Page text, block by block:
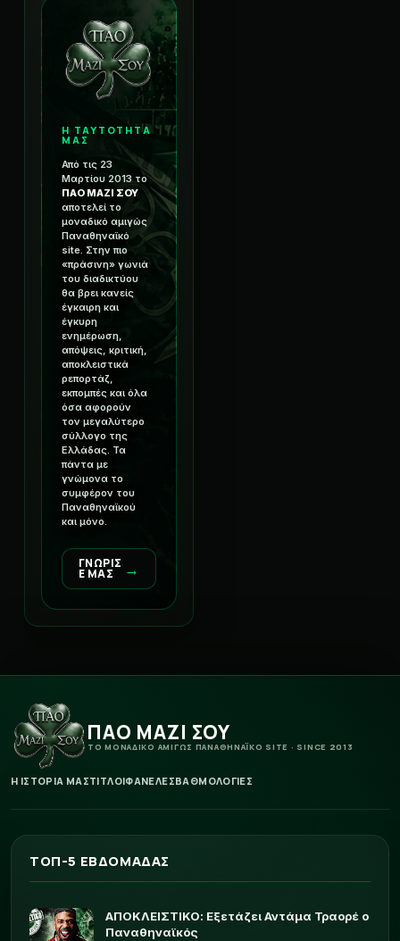
Η ΤΑΥΤΟΤΗΤΑ
ΜΑΣ
Από τις 23
Μαρτίου 2013 το
ΠΑΟ ΜΑΖΙ ΣΟΥ
αποτελεί το
μοναδικό αμιγώς
Παναθηναϊκό
site. Στην πιο
«πράσινη» γωνιά
του διαδικτύου
θα βρει κανείς
έγκαιρη και
έγκυρη
ενημέρωση,
απόψεις, κριτική,
αποκλειστικά
ρεπορτάζ,
εκπομπές και όλα
όσα αφορούν
τον μεγαλύτερο
σύλλογο της
Ελλάδας. Τα
πάντα με
γνώμονα το
συμφέρον του
Παναθηναϊκού
και μόνο.
ΓΝΩΡΙΣ
Ε ΜΑΣ →
ΠΑΟ ΜΑΖΙ ΣΟΥ
ΤΟ ΜΟΝΑΔΙΚΟ ΑΜΙΓΩΣ ΠΑΝΑΘΗΝΑΪΚΟ SITE · SINCE 2013
Η ΙΣΤΟΡΙΑ ΜΑΣΤΙΤΛΟΙΦΑΝΕΛΕΣΒΑΘΜΟΛΟΓΙΕΣ
ΤΟΠ-5 ΕΒΔΟΜΑΔΑΣ
ΑΠΟΚΛΕΙΣΤΙΚΟ: Εξετάζει Αντάμα Τραορέ ο
Παναθηναϊκός